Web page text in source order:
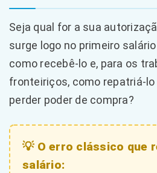
Seja qual for a sua
surge logo no primeiro
como recebê-lo e, para os
fronteiriços, como repatriá-
perder poder de compra?
💡 O erro clássico que
salário: